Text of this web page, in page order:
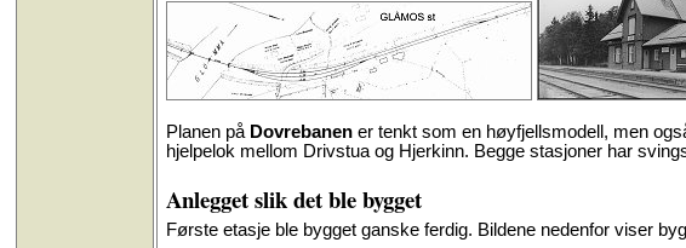
Planen på Dovrebanener tenkt som en høyfjellsmodell, men
hjelpelok mellom Drivstua og Hjerkinn. Begge stasjoner har
Anlegget slik det ble bygget
Første etasje ble bygget ganske ferdig. Bildene nedenfor viser